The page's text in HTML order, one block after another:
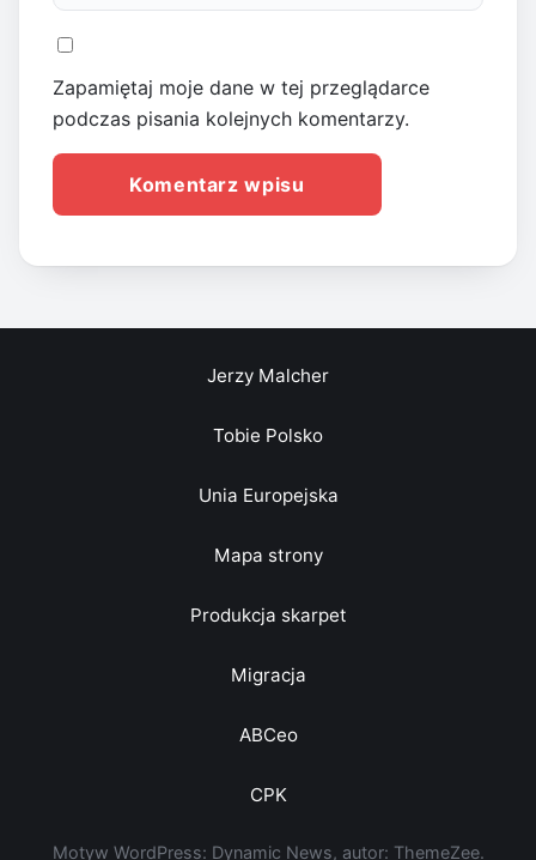
Zapamiętaj moje dane w tej przeglądarce
podczas pisania kolejnych komentarzy.
Jerzy Malcher
Tobie Polsko
Unia Europejska
Mapa strony
Produkcja skarpet
Migracja
ABCeo
CPK
Motyw WordPress: Dynamic News, autor: ThemeZee.